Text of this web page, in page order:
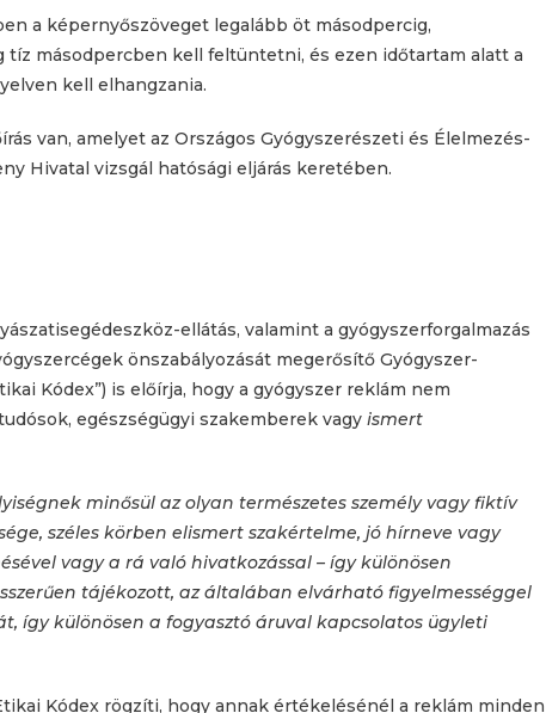
a képernyőszöveget legalább öt másodpercig,
másodpercben kell feltüntetni, és ezen időtartam alatt a
kell elhangzania.
van, amelyet az Országos Gyógyszerészeti és Élelmezés-
Hivatal vizsgál hatósági eljárás keretében.
ellátás, valamint a gyógyszerforgalmazás
önszabályozását megerősítő Gyógyszer-
Kódex”) is előírja, hogy a gyógyszer reklám nem
egészségügyi szakemberek vagy ismert
minősül az olyan természetes személy vagy fiktív
széles körben elismert szakértelme, jó hírneve vagy
vagy a rá való hivatkozással – így különösen
tájékozott, az általában elvárható figyelmességgel
így különösen a fogyasztó áruval kapcsolatos ügyleti
Kódex rögzíti, hogy annak értékelésénél a reklám minden